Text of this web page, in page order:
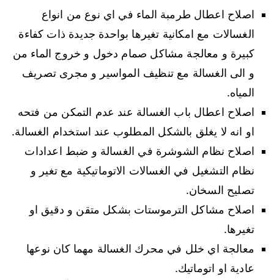
اصلاح اعطال طرمبة الماء في اي نوع من انواع
الغسالات مع امكانية تغيرها بواحدة جديدة ذات كفاءة
كبيرة و معالجة مشاكل صمام دخول و خروج الماء من
و الى الغسالة مع تنظيف المواسير و مجرى تصريف
المياه.
اصلاح اعطال باب الغسالة عند عدم التمكن من فتحه
او انه لا يغلق بالشكل المطلوب عند استخدام الغسالة.
اصلاح نظام الشوشرة في الغسالة و ضبط اعدادات
نظام التشغيل في الغسالات الاتوماتيكية مع تغير و
تصليح السخان.
اصلاح مشاكل الترموستات بشكل متقن و دقيق او
تغيرها.
معالجة اي خلل في محرك الغسالة مهما كان نوعها
عادية او اتوماتيك.